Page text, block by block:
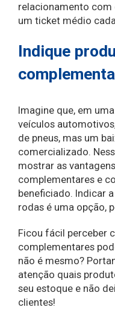
relacionamento com
um ticket médio
Indique
Imagine que, em
veículos
de pneus, mas um
comercializado.
mostrar as
complementares e
beneficiado. Indicar
rodas é uma opção,
Ficou fácil perceber
complementares
não é mesmo?
atenção quais
seu estoque e não
clientes!